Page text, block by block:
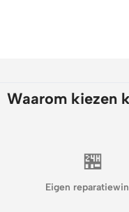
Waarom kiezen
🏪
Eigen